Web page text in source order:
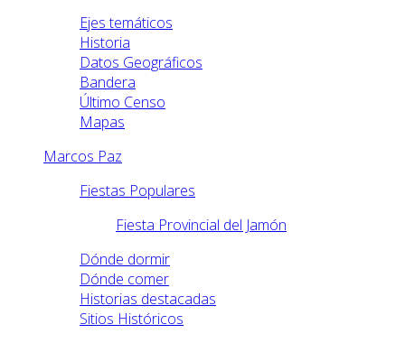
Ejes temáticos
Historia
Datos Geográficos
Bandera
Último Censo
Mapas
Marcos Paz
Fiestas Populares
Fiesta Provincial del Jamón
Dónde dormir
Dónde comer
Historias destacadas
Sitios Históricos